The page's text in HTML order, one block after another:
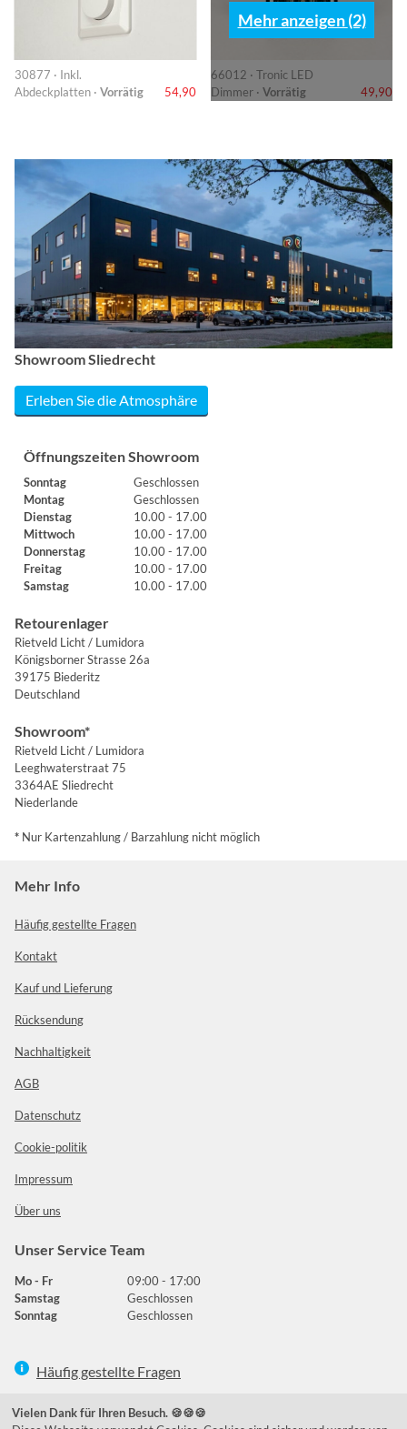
30877 · Inkl.
Abdeckplatten · Vorrätig 54,90
66012 · Tronic LED
Dimmer · Vorrätig 49,90
Mehr anzeigen (2)
Showroom Sliedrecht
Erleben Sie die Atmosphäre
Öffnungszeiten Showroom
Sonntag
Geschlossen
Montag
Geschlossen
Dienstag
10.00 - 17.00
Mittwoch
10.00 - 17.00
Donnerstag
10.00 - 17.00
Freitag
10.00 - 17.00
Samstag
10.00 - 17.00
Retourenlager
Rietveld Licht / Lumidora
Königsborner Strasse 26a
39175 Biederitz
Deutschland
Showroom*
Rietveld Licht / Lumidora
Leeghwaterstraat 75
3364AE Sliedrecht
Niederlande
* Nur Kartenzahlung / Barzahlung nicht möglich
Mehr Info
Häufig gestellte Fragen
Kontakt
Kauf und Lieferung
Rücksendung
Nachhaltigkeit
AGB
Datenschutz
Cookie-politik
Impressum
Über uns
Unser Service Team
Mo - Fr
09:00 - 17:00
Samstag
Geschlossen
Sonntag
Geschlossen
Häufig gestellte Fragen
039292 - 678215
Vielen Dank für Ihren Besuch. 🍪🍪🍪